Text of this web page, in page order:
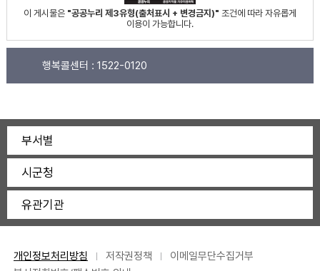
이 게시물은 "공공누리 제3유형(출처표시 + 변경금지)" 조건에 따라 자유롭게
이용이 가능합니다.
행복콜센터 : 1522-0120
부서별
시군청
유관기관
개인정보처리방침 저작권정책
이메일무단수집거부